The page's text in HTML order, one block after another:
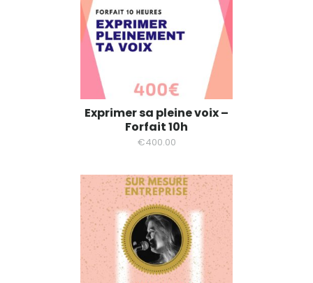
Exprimer sa pleine voix –
Forfait 10h
€400.00